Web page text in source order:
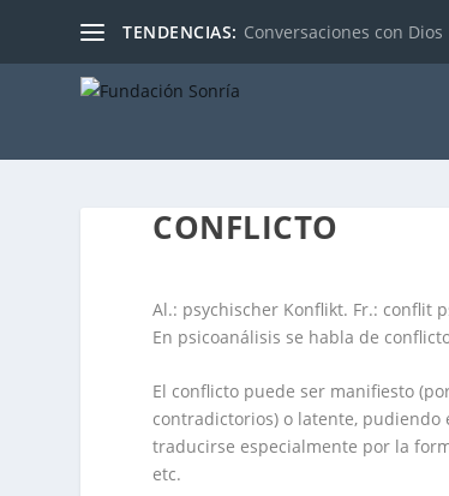
TENDENCIAS: Conversaciones con Dios
CONFLICTO
Al.: psychischer Konflikt. Fr.: conflit
En psicoanálisis se habla de
El conflicto puede ser manifiesto
contradictorios) o latente,
traducirse especialmente por la
etc.